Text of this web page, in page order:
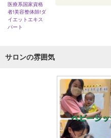
医療系国家資格
者!美容整体師!ダ
イエットエキス
パート
サロンの雰囲気